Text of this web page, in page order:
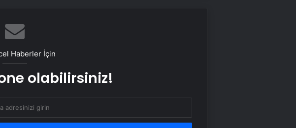
Kan donduran olay: Annesini dövüp,
Haberler İçin
olabilirsiniz!